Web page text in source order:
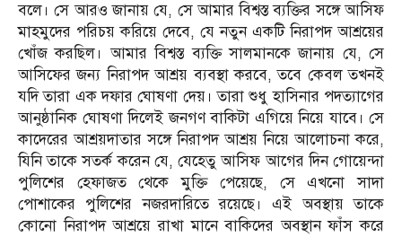
বলে। সে আরও জানায় যে, সে আমার বিশ্বস্ত ব্যক্তির সঙ্গে আসিফ
মাহমুদের পরিচয় করিয়ে দেবে, যে নতুন একটি নিরাপদ আশ্রয়ের
খোঁজ করছিল। আমার বিশ্বস্ত ব্যক্তি সালমানকে জানায় যে, সে
আসিফের জন্য নিরাপদ আশ্রয় ব্যবস্থা করবে, তবে কেবল তখনই
যদি তারা এক দফার ঘোষণা দেয়। তারা শুধু হাসিনার পদত্যাগের
আনুষ্ঠানিক ঘোষণা দিলেই জনগণ বাকিটা এগিয়ে নিয়ে যাবে। সে
কাদেরের আশ্রয়দাতার সঙ্গে নিরাপদ আশ্রয় নিয়ে আলোচনা করে,
যিনি তাকে সতর্ক করেন যে, যেহেতু আসিফ আগের দিন গোয়েন্দা
পুলিশের হেফাজত থেকে মুক্তি পেয়েছে, সে এখনো সাদা
পোশাকের পুলিশের নজরদারিতে রয়েছে। এই অবস্থায় তাকে
কোনো নিরাপদ আশ্রয়ে রাখা মানে বাকিদের অবস্থান ফাঁস করে